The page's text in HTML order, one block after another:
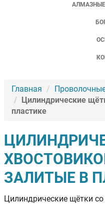
Главная
Цилиндрические
пластике
ЗАЛИТЫЕ В
Цилиндрические щётки